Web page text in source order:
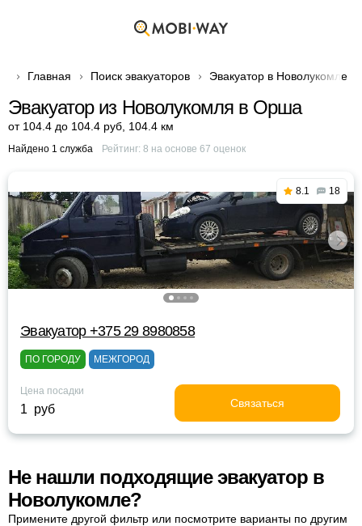
Главная Поиск эвакуаторов Эвакуатор в Новолукомле
Эвакуатор из Новолукомля в Орша
от 104.4 до 104.4 руб 104.4 км
Найдено 1 служба Рейтинг: 8 на основе 67 оценок
8.1 18
Эвакуатор +375 29 8980858
ПО ГОРОДУ МЕЖГОРОД
Цена посадки
1 руб Связаться
Не нашли подходящие эвакуатор в
Новолукомле?
Примените другой фильтр или посмотрите варианты по другим